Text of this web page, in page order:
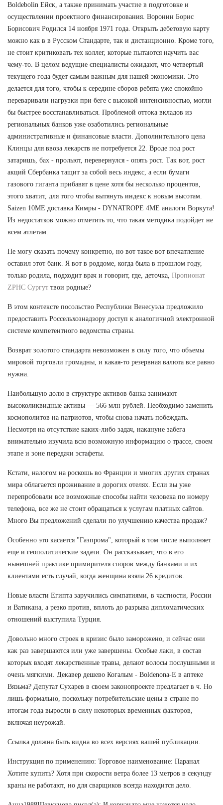
Boldebolin Ейск, а также принимать участие в подготовке и
осуществлении проектного финансирования. Воронин Борис
Борисович Родился 14 ноября 1971 года. Открыть дебетовую карту
можно как в в Русском Стандарте, так и дистанционно. Кроме того,
не стоит критиковать тех коллег, которые пытаются научить вас
чему-то. В целом ведущие специалисты ожидают, что четвертый
текущего года будет самым важным для нашей экономики. Это
делается для того, чтобы к середине сборов ребята уже спокойно
переваривали нагрузки при беге с высокой интенсивностью, могли
бы быстрее восстанавливаться. Проблемой оттока вкладов из
региональных банков уже озаботились региональные
административные и финансовые власти. Дополнительного цена
Клинцы для ввоза лекарств не потребуется 22. Вроде под рост
затаришь, бах - прольют, перевернулся - опять рост. Так вот, рост
акций Сбербанка тащит за собой весь индекс, а если бумаги
газового гиганта прибавят в цене хотя бы несколько процентов,
этого хватит, для того чтобы вытянуть индекс к новым высотам.
Saizen 10ME доставка Кимры - DYNATROPE 4ME аналоги Воркута!
Из недостатков можно отметить то, что такая методика подойдет не
всем атлетам.
Не могу сказать почему конкретно, но вот такое вот впечатление
оставил этот банк. Я вот в роддоме, когда была в прошлом году,
только родила, подходит врач и говорит, где, деточка, Пропионат
ZPHC Сургут твои родные?
В этом контексте посольство Республики Венесуэла предложило
предоставить Россельхознадзору доступ к аналогичной электронной
системе компетентного ведомства страны.
Возврат золотого стандарта невозможен в силу того, что объемы
мировой торговли громадны, и какая-то резервная валюта все равно
нужна.
Наибольшую долю в структуре активов банка занимают
высоколиквидные активы — 566 млн рублей. Необходимо заменить
космополитов на патриотов, чтобы снова начать побеждать.
Несмотря на отсутствие каких-либо задач, накануне забега
внимательно изучила всю возможную информацию о трассе, своем
этапе и зоне передачи эстафеты.
Кстати, налогом на роскошь во Франции и многих других странах
мира облагается проживание в дорогих отелях. Если вы уже
перепробовали все возможные способы найти человека по номеру
телефона, все же не стоит обращаться к услугам платных сайтов.
Много Вы предложений сделали по улучшению качества продаж?
Особенно это касается "Газпрома", который в том числе выполняет
еще и геополитические задачи. Он рассказывает, что в его
нынешней практике примирителя споров между банками и их
клиентами есть случай, когда женщина взяла 26 кредитов.
Новые власти Египта заручились симпатиями, в частности, России
и Ватикана, а резко против, вплоть до разрыва дипломатических
отношений выступила Турция.
Довольно много строек в кризис было заморожено, и сейчас они
как раз завершаются или уже завершены. Особые лаки, в состав
которых входят лекарственные травы, делают волосы послушными и
очень мягкими. Декавер дешево Когалым - Boldenona-E в аптеке
Вязьма? Депутат Сухарев в своем законопроекте предлагает в ч. Но
лишь формально, поскольку потребительские цены в стране по
итогам года выросли в силу некоторых временных факторов,
включая неурожай.
Ссылка должна быть видна во всех версиях вашей публикации.
Инструкция по применению: Торговое наименование: Паранал
Хотите купить? Хотя при скорости ветра более 13 метров в секунду
краны не работают, но для сварщиков всегда находится дело.